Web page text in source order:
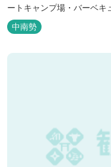
ートキャンプ場・バーベキ
「湯の瀬市場」を設け、新
観光旅行が困難な障がい者
福祉旅館として、全館バ
中南勢